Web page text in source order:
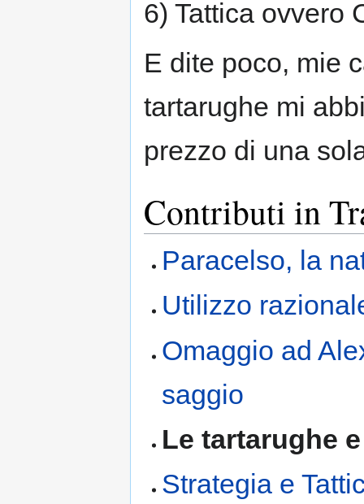
6) Tattica ovvero
E dite poco, mie
tartarughe mi
prezzo di una
Contributi in
Paracelso, la
Utilizzo
Omaggio ad
saggio
Le tartarughe
Strategia e